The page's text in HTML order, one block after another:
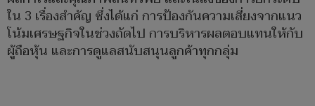
ใน 3 เรื่องสำคัญ ซึ่งได้แก่ การป้องกันความเสี่ยงจากแนว
โน้มเศรษฐกิจในช่วงถัดไป การบริหารผลตอบแทนให้กับ
ผู้ถือหุ้น และการดูแลสนับสนุนลูกค้าทุกกลุ่ม